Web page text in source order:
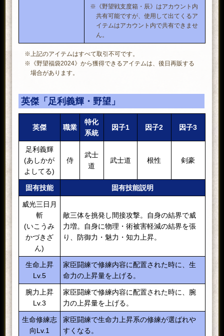
※《野望戦支度箱・辰》はアカウント内
共有可能ですが、使用して出てくるア
イテムはアカウント内で共有できませ
ん。
※上記のアイテムはすべて取引不可です。
※《野望福袋2024》から獲得できるアイテムは、後日再販する
場合があります。
英傑「足利義輝・野望」
英傑 職業
特化
系統
因子1 因子2 因子3
足利義輝
(あしかが
よしてる)
侍
武士
道
武士道 根性 剣豪
固有技能 固有技能説明
威光三日月
斬
(いこうみ
かづきざ
ん)
敵三体を挑発し間接攻撃。自身の結界で威
力増。自身に物理・術被害軽減の結界を張
り、防御力・魅力・知力上昇。
生命上昇
Lv.5
家臣闘練で修練内容に配置された時に、生
命力の上昇量を上げる。
腕力上昇
Lv.3
家臣闘練で修練内容に配置された時に、腕
力の上昇量を上げる。
生命修練志
向Lv.1
家臣闘練で生命力上昇系の修練が選ばれや
すくなる。